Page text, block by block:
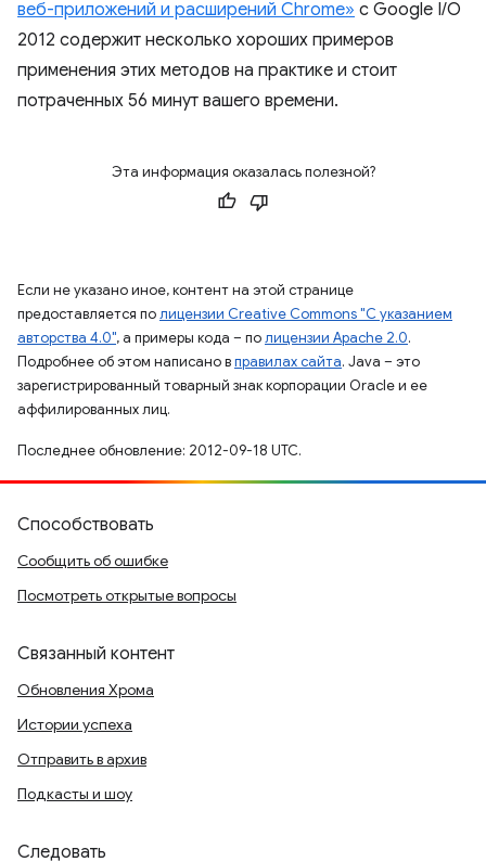
веб-приложений и расширений Chrome» с Google I/O
2012 содержит несколько хороших примеров
применения этих методов на практике и стоит
потраченных 56 минут вашего времени.
Эта информация оказалась полезной?
Если не указано иное, контент на этой странице
предоставляется полицензии Creative Commons "С указанием
авторства 4.0", а примеры кода – полицензии Apache 2.0.
Подробнее об этом написано вправилах сайта. Java – это
зарегистрированный товарный знак корпорации Oracle и ее
аффилированных лиц.
Последнее обновление: 2012-09-18 UTC.
Способствовать
Сообщить об ошибке
Посмотреть открытые вопросы
Связанный контент
Обновления Хрома
Истории успеха
Отправить в архив
Подкасты и шоу
Следовать